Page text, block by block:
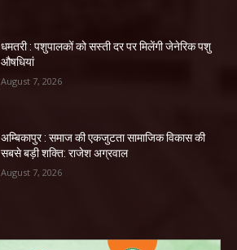
धमतरी : पशुपालकों को सस्ती दर पर मिलेंगी जेनेरिक पशु
औषधियां
August 7, 2026
अम्बिकापुर : समाज की एकजुटता सामाजिक विकास की
सबसे बड़ी शक्ति: राजेश अग्रवाल
August 7, 2026